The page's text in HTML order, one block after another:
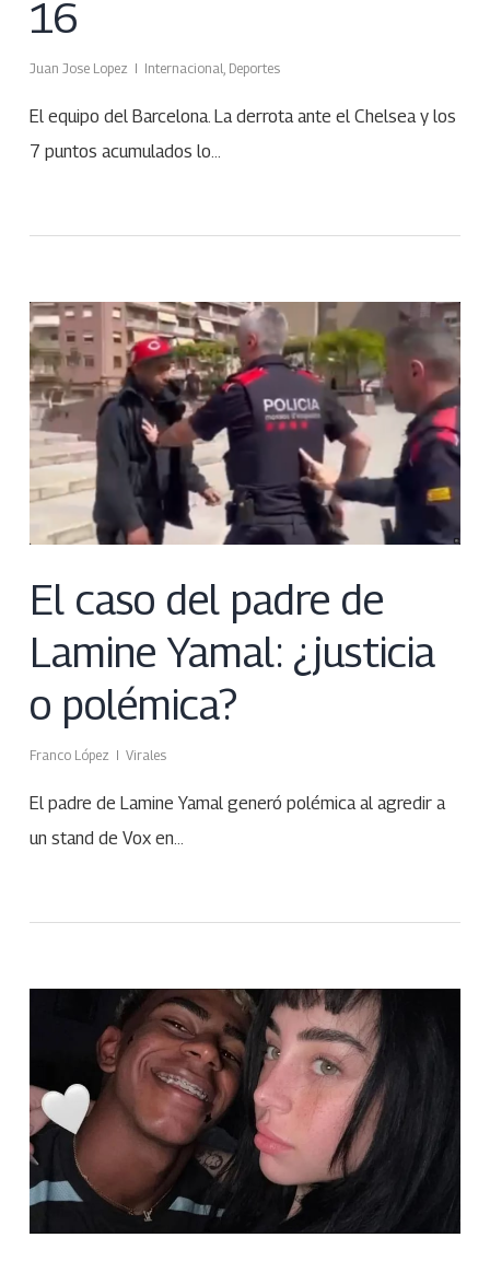
16
Juan Jose Lopez Internacional, Deportes
El equipo del Barcelona. La derrota ante el Chelsea y los
7 puntos acumulados lo…
El caso del padre de
Lamine Yamal: ¿justicia
o polémica?
Franco López Virales
El padre de Lamine Yamal generó polémica al agredir a
un stand de Vox en…